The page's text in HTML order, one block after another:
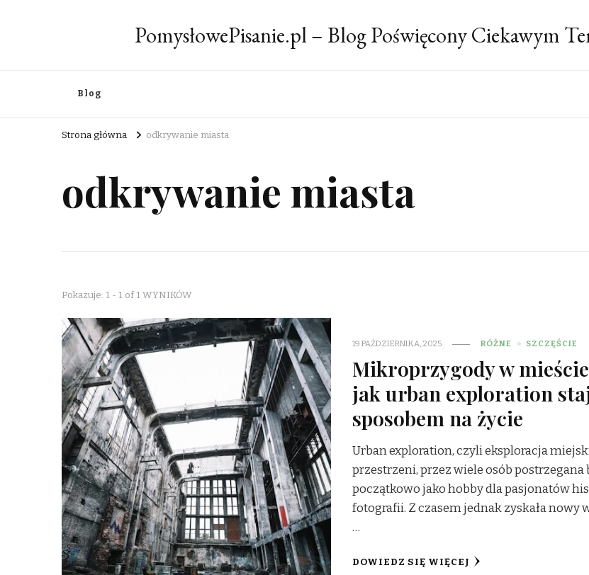
PomysłowePisanie.pl – Blog Poświęcony Ciekawym
Blog
Strona główna odkrywanie miasta
odkrywanie miasta
Pokazuje: 1 - 1 of 1 WYNIKÓW
19 PAŹDZIERNIKA, 2025 RÓŻNE SZCZĘŚCIE
Mikroprzygody w
jak urban exploration
sposobem na życie
Urban exploration, czyli eksploracja
przestrzeni, przez wiele osób postrzegana
początkowo jako hobby dla pasjonatów
fotografii. Z czasem jednak zyskała nowy
…
DOWIEDZ SIĘ WIĘCEJ